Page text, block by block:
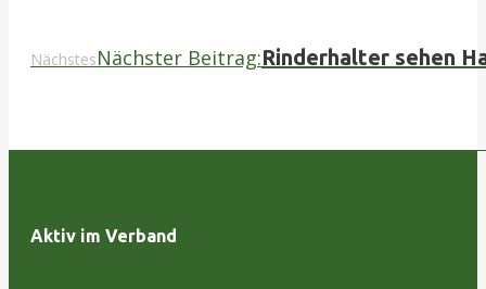
NächstesNächster Beitrag:Rinderhalter sehen
Aktiv im Verband